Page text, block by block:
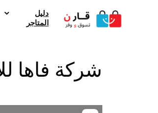
دليل
المتاجر
شركة فاها